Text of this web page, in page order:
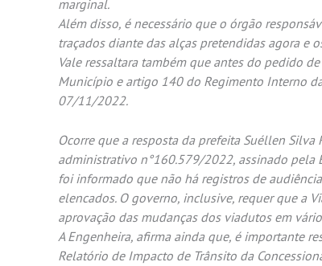
marginal.
Além disso, é necessário que o órgão
traçados diante das alças pretendidas agora
Vale ressaltara também que antes do pedido
Município e artigo 140 do Regimento Interno
07/11/2022.
Ocorre que a resposta da prefeita Suéllen
administrativo n°160.579/2022, assinado pela
foi informado que não há registros de
elencados. O governo, inclusive, requer que a
aprovação das mudanças dos viadutos em
A Engenheira, afirma ainda que, é importante
Relatório de Impacto de Trânsito da